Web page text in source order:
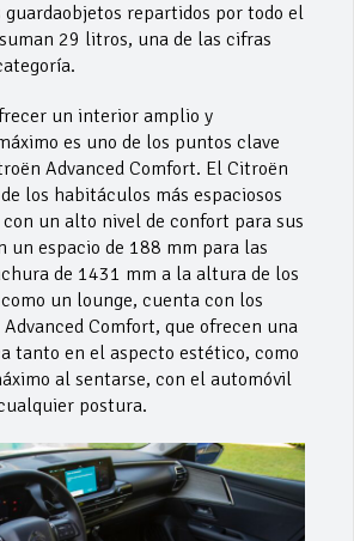
repartidos por todo el
29 litros, una de las cifras
un interior amplio y
es uno de los puntos clave
Advanced Comfort. El Citroën
los habitáculos más espaciosos
con un alto nivel de confort para sus
un espacio de 188 mm para las
de 1431 mm a la altura de los
un lounge, cuenta con los
Comfort, que ofrecen una
tanto en el aspecto estético, como
al sentarse, con el automóvil
postura.